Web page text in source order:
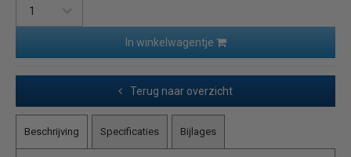
In winkelwagentje
Terug naar overzicht
Beschrijving Specificaties Bijlages